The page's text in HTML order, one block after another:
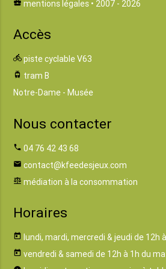
business_center mentions légales • 2007 - 2026
Accès
directions_bike piste cyclable V63
tram tram B
Notre-Dame - Musée
Nous contacter
phone 04 76 42 43 68
email contact@kfeedesjeux.com
balance médiation à la consommation
Horaires
today lundi, mardi, mercredi & jeudi de 12h
today vendredi & samedi de 12h à 1h du